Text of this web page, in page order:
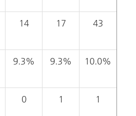
14 17 43
9.3% 9.3% 10.0%
0 1 1